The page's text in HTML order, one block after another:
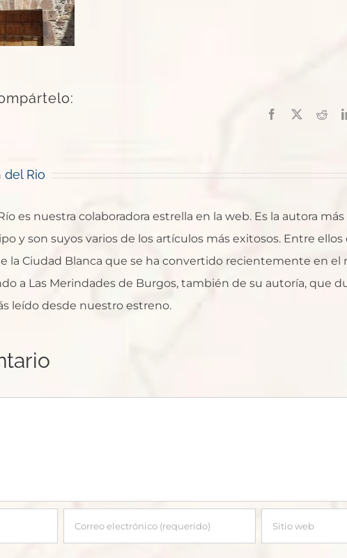
Facebook
del Rio
es nuestra colaboradora estrella en la web. Es la autora
y son suyos varios de los artículos más exitosos. Entre
la Ciudad Blanca que se ha convertido recientemente en el
a Las Merindades de Burgos, también de su autoría, que
leído desde nuestro estreno.